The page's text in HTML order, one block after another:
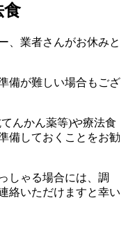
食
、業者さんがお休みと
備が難しい場合もござ
んかん薬等)や療法食
備しておくことをお勧
しゃる場合には、調
絡いただけますと幸い